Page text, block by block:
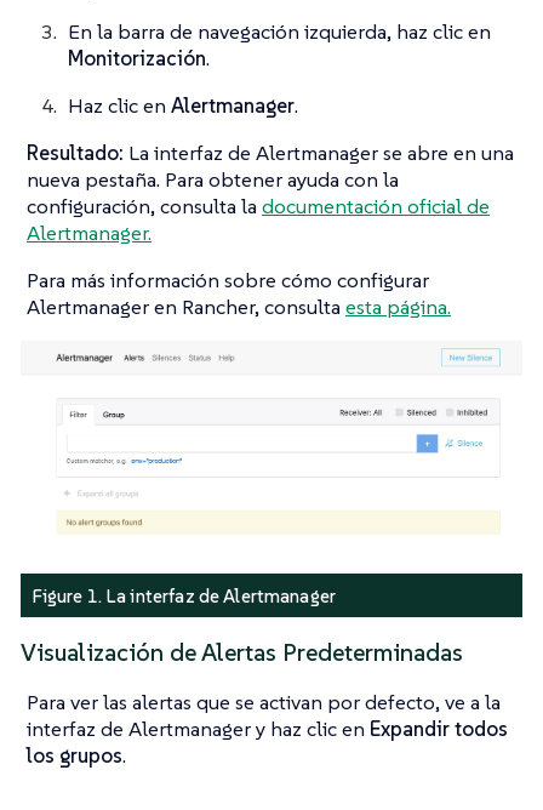
En la barra de navegación izquierda, haz clic en
Monitorización.
Haz clic en Alertmanager.
Resultado: La interfaz de Alertmanager se abre en una
nueva pestaña. Para obtener ayuda con la
configuración, consulta la documentación oficial de
Alertmanager.
Para más información sobre cómo configurar
Alertmanager en Rancher, consulta esta página.
Figure 1. La interfaz de Alertmanager
Visualización de Alertas Predeterminadas
Para ver las alertas que se activan por defecto, ve a la
interfaz de Alertmanager y haz clic en Expandir todos
los grupos.